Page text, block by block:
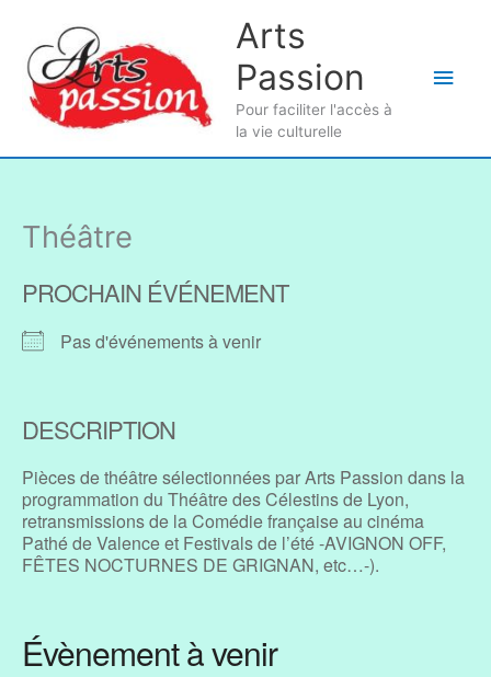
contenu
Arts
Passion
Pour faciliter l'accès à
la vie culturelle
Théâtre
PROCHAIN ÉVÉNEMENT
Pas d'événements à venir
DESCRIPTION
Pièces de théâtre sélectionnées par Arts Passion dans la
programmation du Théâtre des Célestins de Lyon,
retransmissions de la Comédie française au cinéma
Pathé de Valence et Festivals de l’été -AVIGNON OFF,
FÊTES NOCTURNES DE GRIGNAN, etc…-).
Évènement à venir